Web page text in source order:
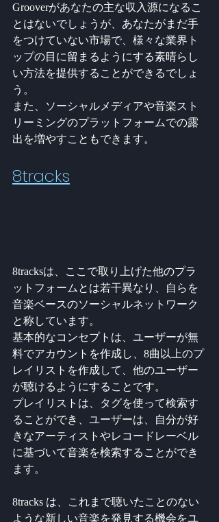
Grooverがあなたの主な収入源になるこ
とはないでしょうが、あなたがまだ手
をつけていない市場で、様々な業界ト
ップの目に留まるようにする素晴らし
い方法を提供することができるでしょ
う。
また、ソーシャルメディアや音楽スト
リーミングのプラットフォームでの露
出を増やすこともできます。
8tracks
8tracksは、ここで取り上げた他のプラ
ットフォームとは若干異なり、自らを
音楽ベースのソーシャルネットワーク
と称しています。
基本的なコンセプトは、ユーザーが無
料でアカウントを作成し、8曲以上のプ
レイリストを作成して、他のユーザー
が聴けるようにすることです。
プレイリストは、タグを使って検索す
ることができ、ユーザーは、自分が好
きなアーティストやレコードレーベル
に基づいて音楽を検索することができ
ます。
8tracks は、これまで聴いたことのない
ような新しい音楽を発見する機会をユ